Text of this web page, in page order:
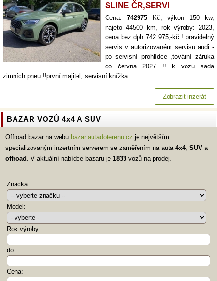
SLINE ČR,SERVI
Cena: 742975Kč, výkon 150 kw,
najeto 44500 km, rok výroby: 2023,
cena bez dph 742 975,-kč ! pravidelný
servis v autorizovaném servisu audi -
po servisní prohlídce ,tovární záruka
do června 2027 !! k vozu sada
zimních pneu !!první majitel, servisní knížka
Zobrazit inzerát
BAZAR VOZŮ 4x4 A SUV
Offroad bazar na webu bazar.autadoterenu.cz je největším
specializovaným inzertním serverem se zaměřením na auta 4x4, SUV a
offroad . V aktuální nabídce bazaru je 1833 vozů na prodej.
Značka:
Model:
Rok výroby:
do
Cena: